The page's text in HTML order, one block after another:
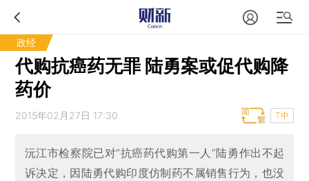
政经
代购抗癌药无罪 陆勇案或促代购降
药价
2015年02月27日 17:30 T中
沅江市检察院已对“抗癌药代购第一人”陆勇作出不起
诉决定，因陆勇代购印度仿制药不属销售行为，也没